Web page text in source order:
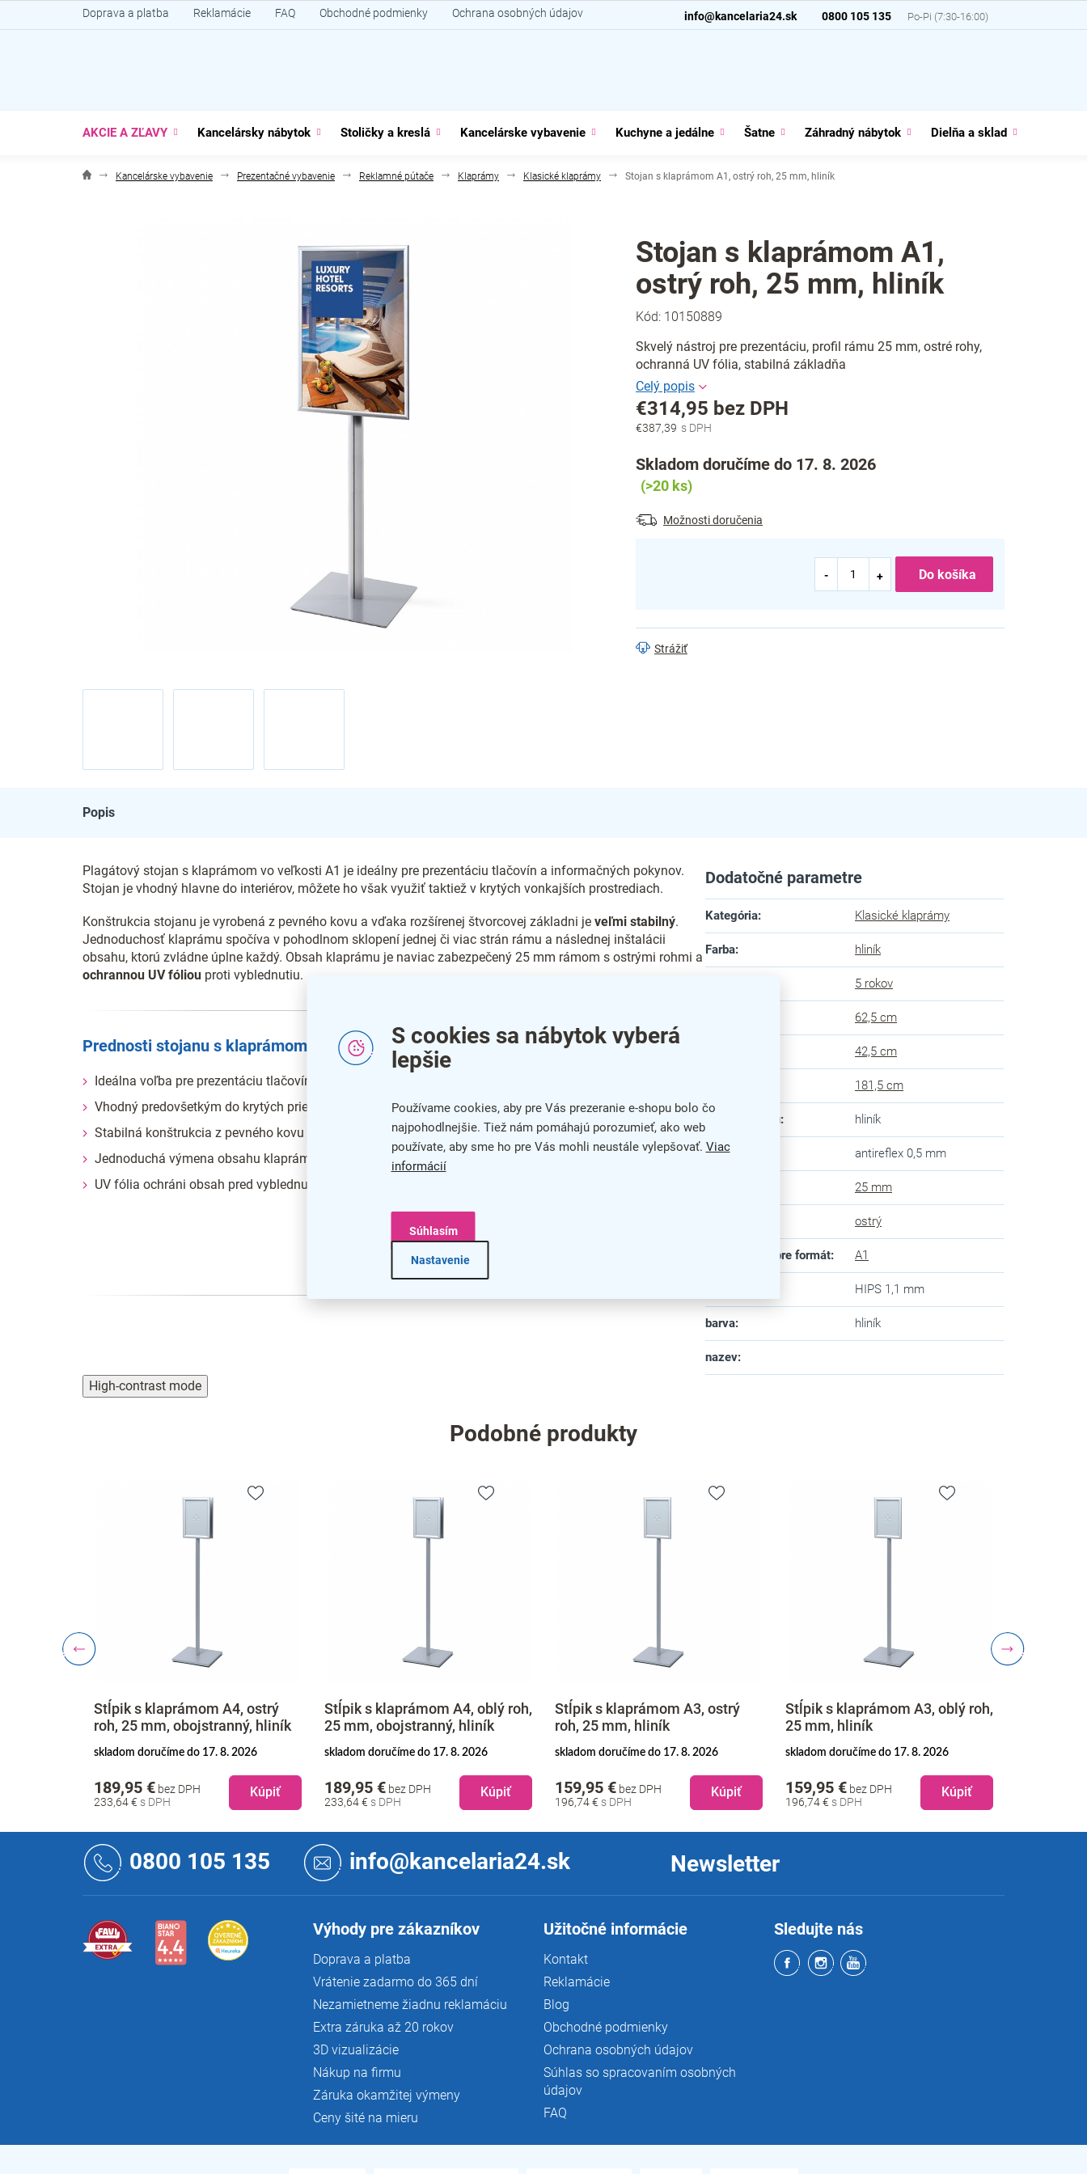
S cookies sa nábytok vyberá
lepšie
Používame cookies, aby pre Vás prezeranie e-shopu bolo čo
najpohodlnejšie. Tiež nám pomáhajú porozumieť, ako web
používate, aby sme ho pre Vás mohli neustále vylepšovať. Viac
informácií
Nastavenie
Súhlasím
na
0800 105 135
info@kancelaria24.sk
Doprava a platba Reklamácie FAQ Obchodné podmienky Ochrana osobných údajov
AKCIE A ZĽAVY Kancelársky nábytok Stoličky a kreslá Kancelárske vybavenie Kuchyne a jedálne Šatne Záhradný nábytok Dielňa a sklad
Kancelárske vybavenie Prezentačné vybavenie Reklamné pútače Klaprámy Klasické klaprámy Stojan s klaprámom A1, ostrý roh, 25 mm, hliník
Stojan s klaprámom A1,
ostrý roh, 25 mm, hliník
Kód: 10150889
Skvelý nástroj pre prezentáciu, profil rámu 25 mm, ostré rohy,
ochranná UV fólia, stabilná základňa
€387,39
€314,95 bez DPH
Jednotková
Skladom doručíme do 17. 8. 2026
(>20 ks)
Možnosti doručenia
Do košíka
Strážiť
Popis
Plagátový stojan s klaprámom vo veľkosti A1 je ideálny pre prezentáciu tlačovín a informačných pokynov.
Stojan je vhodný hlavne do interiérov, môžete ho však využiť taktiež v krytých vonkajších prostrediach.
Konštrukcia stojanu je vyrobená z pevného kovu a vďaka rozšírenej štvorcovej základni je veľmi stabilný.
Jednoduchosť klaprámu spočíva v pohodlnom sklopení jednej či viac strán rámu a následnej inštalácii
obsahu, ktorú zvládne úplne každý. Obsah klaprámu je naviac zabezpečený 25 mm rámom s ostrými rohmi a
ochrannou UV fóliou proti vyblednutiu.
Prednosti stojanu s klaprámom
Ideálna voľba pre prezentáciu tlačovín
Vhodný predovšetkým do krytých priestorov
Stabilná konštrukcia z pevného kovu
Jednoduchá výmena obsahu klaprámu
UV fólia ochráni obsah pred vyblednutím
Dodatočné parametre
Kategória: Klasické klaprámy
Farba: hliník
5 rokov
62,5 cm
42,5 cm
181,5 cm
Materiál rámu: hliník
Predný panel antireflex 0,5 mm
25 mm
ostrý
Uspôsobené pre formát: A1
HIPS 1,1 mm
barva: hliník
nazev:
High-contrast mode
Podobné produkty
Stĺpik s klaprámom A4, ostrý
roh, 25 mm, obojstranný, hliník
skladom doručíme do 17. 8. 2026
233,64 €
189,95 € bez DPH Kúpiť
Stĺpik s klaprámom A4, oblý roh,
25 mm, obojstranný, hliník
skladom doručíme do 17. 8. 2026
233,64 €
189,95 € bez DPH Kúpiť
Stĺpik s klaprámom A3, ostrý
roh, 25 mm, hliník
skladom doručíme do 17. 8. 2026
196,74 €
159,95 € bez DPH Kúpiť
Stĺpik s klaprámom A3, oblý roh,
25 mm, hliník
skladom doručíme do 17. 8. 2026
196,74 €
159,95 € bez DPH Kúpiť
0800 105 135 info@kancelaria24.sk Newsletter
Výhody pre zákazníkov
Doprava a platba
Vrátenie zadarmo do 365 dní
Nezamietneme žiadnu reklamáciu
Extra záruka až 20 rokov
3D vizualizácie
Nákup na firmu
Záruka okamžitej výmeny
Ceny šité na mieru
Užitočné informácie
Kontakt
Reklamácie
Blog
Obchodné podmienky
Ochrana osobných údajov
Súhlas so spracovaním osobných
údajov
FAQ
Sledujte nás